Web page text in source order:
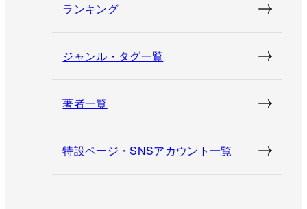
ランキング
ジャンル・タグ一覧
著者一覧
特設ページ・SNSアカウント一覧